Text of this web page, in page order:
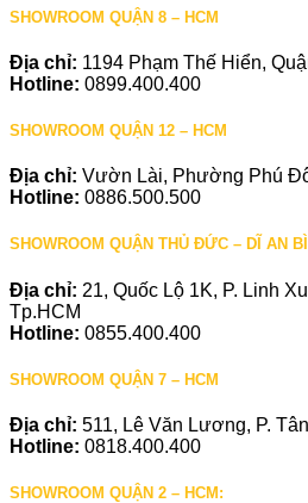
SHOWROOM QUẬN 8 – HCM
Địa chỉ: 1194 Phạm Thế Hiển,
Hotline: 0899.400.400
SHOWROOM QUẬN 12 – HCM
Địa chỉ: Vườn Lài, Phường Phú
Hotline: 0886.500.500
SHOWROOM QUẬN THỦ ĐỨC – DĨ AN
Địa chỉ: 21, Quốc Lộ 1K, P. Linh
Tp.HCM
Hotline: 0855.400.400
SHOWROOM QUẬN 7 – HCM
Địa chỉ: 511, Lê Văn Lương, P.
Hotline: 0818.400.400
SHOWROOM QUẬN 2 – HCM: